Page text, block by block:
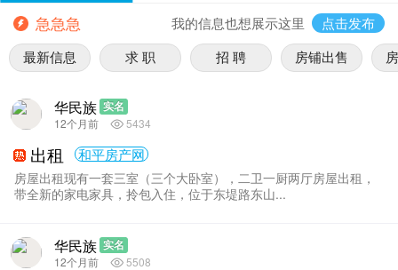
急急急 我的信息也想展示这里
点击发布
最新信息
求 职 招 聘 房铺出售
实名
华民族
12个月前 5434
出租 和平房产网
房屋出租现有一套三室（三个大卧室），二卫一厨两厅房屋出租，
带全新的家电家具，拎包入住，位于东堤路东山...
实名
华民族
12个月前 5508